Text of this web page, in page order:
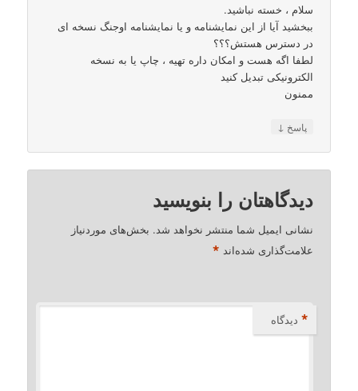
سلام ، خسته نباشید.
ببخشید آیا از این نمایشنامه و یا نمایشنامه اوجنگ نسخه ای
در دسترس هستش؟؟؟
لطفا اگه هست و امکان داره تهیه ، چاپ یا به نسخه
الکترونیکی تبدیل کنید
ممنون
پاسخ ↓
دیدگاهتان را بنویسید
نشانی ایمیل شما منتشر نخواهد شد. بخش‌های موردنیاز
علامت‌گذاری شده‌اند *
دیدگاه *